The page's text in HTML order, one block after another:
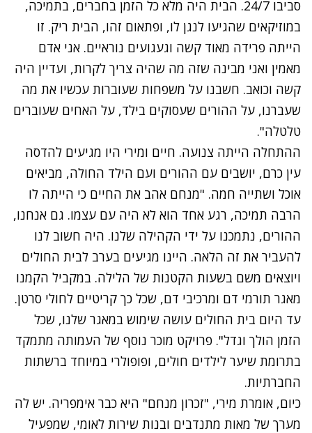
סביבו 24/7. הבית היה מלא כל הזמן בחברים, בתמיכה,
במוזיקאים שהגיעו לנגן לו, ופתאום זהו, הבית ריק. זו
הייתה פרידה מאוד קשה וגעגועים נוראיים. אני אדם
מאמין ואני מבינה שזה מה שהיה צריך לקרות, ועדיין היה
קשה וכואב. חשבנו על משפחות שעוברות עכשיו את מה
שעברנו, על ההורים שעסוקים בילד, על האחים שעוברים
טלטלה".
ההתחלה הייתה צנועה. חיים ומירי היו מגיעים להדסה
עין כרם, יושבים עם ההורים ועם הילד החולה, מביאים
אוכל ושתייה חמה. "מנחם אהב את החיים כי הייתה לו
הרבה תמיכה, רגע אחד הוא לא היה עם עצמו. גם אנחנו,
ההורים, נתמכנו על ידי הקהילה שלנו. היה חשוב לנו
להעביר את זה הלאה. היינו מגיעים בערב לבית החולים
ויוצאים משם בשעות הקטנות של הלילה. במקביל הקמנו
מאגר תורמי דם ומרכיבי דם, שכל כך קריטיים לחולי סרטן.
עד היום בית החולים עושה שימוש במאגר שלנו, שכל
הזמן הולך וגדל". פרויקט מוכר נוסף של העמותה מתמקד
בתרומת שיער לילדים חולים, ופופולרי במיוחד ברשתות
החברתיות.
כיום, אומרת מירי, "זכרון מנחם" היא כבר אימפריה. יש לה
מערך של מאות מתנדבים ובנות שירות לאומי, שמפעיל